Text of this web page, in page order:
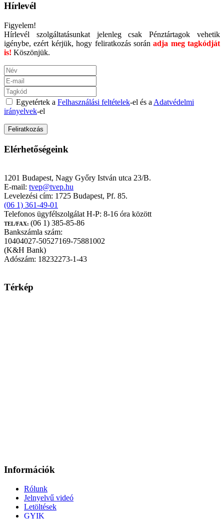
Hírlevél
Figyelem!
Hírlevél szolgáltatásunkat jelenleg csak Pénztártagok vehetik
igénybe, ezért kérjük, hogy feliratkozás során adja meg tagkódját
is! Köszönjük.
Egyetértek a Felhasználási feltételek-el és a Adatvédelmi
irányelvek-el
Elérhetőségeink
1201 Budapest, Nagy Győry István utca 23/B.
E-mail: tvep@tvep.hu
Levelezési cím: 1725 Budapest, Pf. 85.
(06 1) 361-49-01
Telefonos ügyfélszolgálat H-P: 8-16 óra között
TEL/FAX: (06 1) 385-85-86
Bankszámla szám:
10404027-50527169-75881002
(K&H Bank)
Adószám: 18232273-1-43
Térkép
Információk
Rólunk
Jelnyelvű videó
Letöltések
GYIK